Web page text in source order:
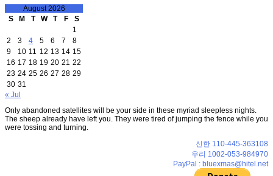
August 2026
S
M T W T F
S
1
2
3 4 5 6 7
8
9
10 11 12 13 14 15
16 17 18 19 20 21 22
23 24 25 26 27 28 29
30 31
« Jul
Only abandoned satellites will be your side in these myriad sleepless nights.
The sheep already have left you. They were tired of jumping the fence while you
were tossing and turning.
신한 110-445-363108
우리 1002-053-984970
PayPal : bluexmas@hitel.net